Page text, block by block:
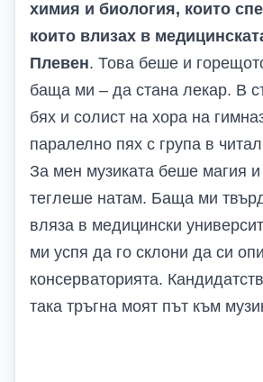
химия и биология, които
които влизах в
Плевен. Това беше и
баща ми – да стана лекар. В
бях и солист на хора на
паралелно пях с група в
За мен музиката беше магия
теглеше натам. Баща ми
вляза в медицински
ми успя да го склони да си
консерваторията.
така тръгна моят път към